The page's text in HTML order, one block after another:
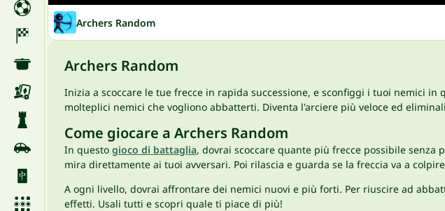
Archers Random
Archers Random
Inizia a scoccare le tue frecce in rapida successione, e sconfiggi i tuoi nemici in
molteplici nemici che vogliono abbatterti. Diventa l'arciere più veloce ed
Come giocare a Archers Random
In questo gioco di battaglia, dovrai scoccare quante più frecce possibile
mira direttamente ai tuoi avversari. Poi rilascia e guarda se la freccia va a
A ogni livello, dovrai affrontare dei nemici nuovi e più forti. Per riuscire ad
effetti. Usali tutti e scopri quale ti piace di più!